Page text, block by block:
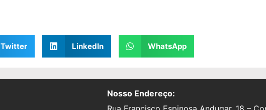
Twitter LinkedIn WhatsApp
Nosso Endereço: